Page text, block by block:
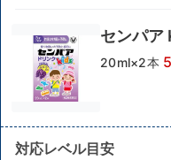
センパア
20ml×2本
対応レベル目安